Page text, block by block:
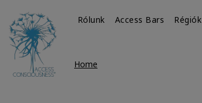
Rólunk Access Bars Régiók
Home